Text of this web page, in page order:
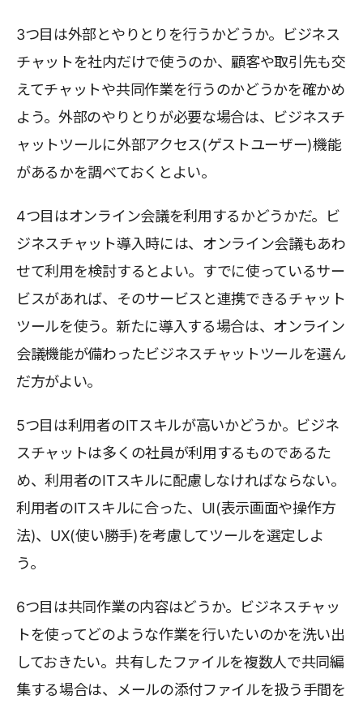
3つ目は外部とやりとりを行うかどうか。ビジネス
チャットを社内だけで使うのか、顧客や取引先も交
えてチャットや共同作業を行うのかどうかを確かめ
よう。外部のやりとりが必要な場合は、ビジネスチ
ャットツールに外部アクセス(ゲストユーザー)機能
があるかを調べておくとよい。
4つ目はオンライン会議を利用するかどうかだ。ビ
ジネスチャット導入時には、オンライン会議もあわ
せて利用を検討するとよい。すでに使っているサー
ビスがあれば、そのサービスと連携できるチャット
ツールを使う。新たに導入する場合は、オンライン
会議機能が備わったビジネスチャットツールを選ん
だ方がよい。
5つ目は利用者のITスキルが高いかどうか。ビジネ
スチャットは多くの社員が利用するものであるた
め、利用者のITスキルに配慮しなければならない。
利用者のITスキルに合った、UI(表示画面や操作方
法)、UX(使い勝手)を考慮してツールを選定しよ
う。
6つ目は共同作業の内容はどうか。ビジネスチャッ
トを使ってどのような作業を行いたいのかを洗い出
しておきたい。共有したファイルを複数人で共同編
集する場合は、メールの添付ファイルを扱う手間を